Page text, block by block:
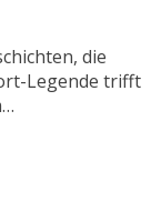
die
Legende trifft